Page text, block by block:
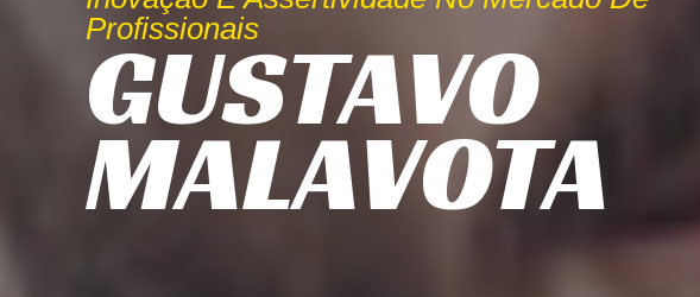
Profissionais
GUSTAVO
MALAVOTA